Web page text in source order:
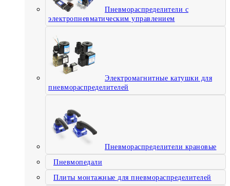
Пневмораспределители с
электропневматическим управлением
Электромагнитные катушки для
пневмораспределителей
Пневмораспределители крановые
Пневмопедали
Плиты монтажные для пневмораспределителей